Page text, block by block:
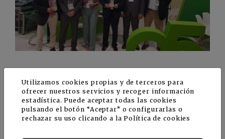
Las empresas presentes en la feria
Además de Freshuelva, las empresas de Huelva
vinculadas al sector de los berries han
Utilizamos cookies propias y de terceros para
ofrecer nuestros servicios y recoger información
estadística. Puede aceptar todas las cookies
pulsando el botón “Aceptar” o configurarlas o
rechazar su uso clicando a laPolítica de cookies